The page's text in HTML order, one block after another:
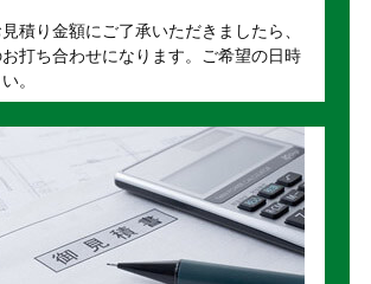
積り金額にご了承いただきましたら、
打ち合わせになります。ご希望の日時
。